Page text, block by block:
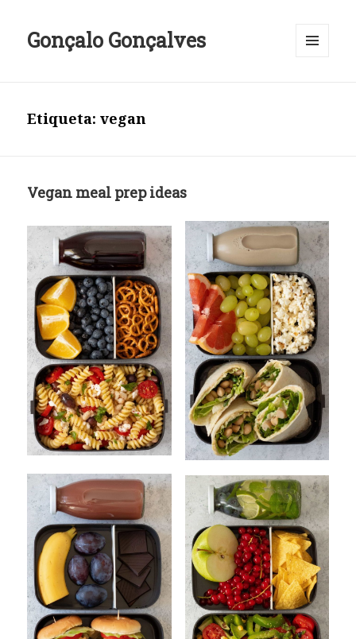
Gonçalo Gonçalves
Etiqueta:vegan
Vegan meal prep ideas